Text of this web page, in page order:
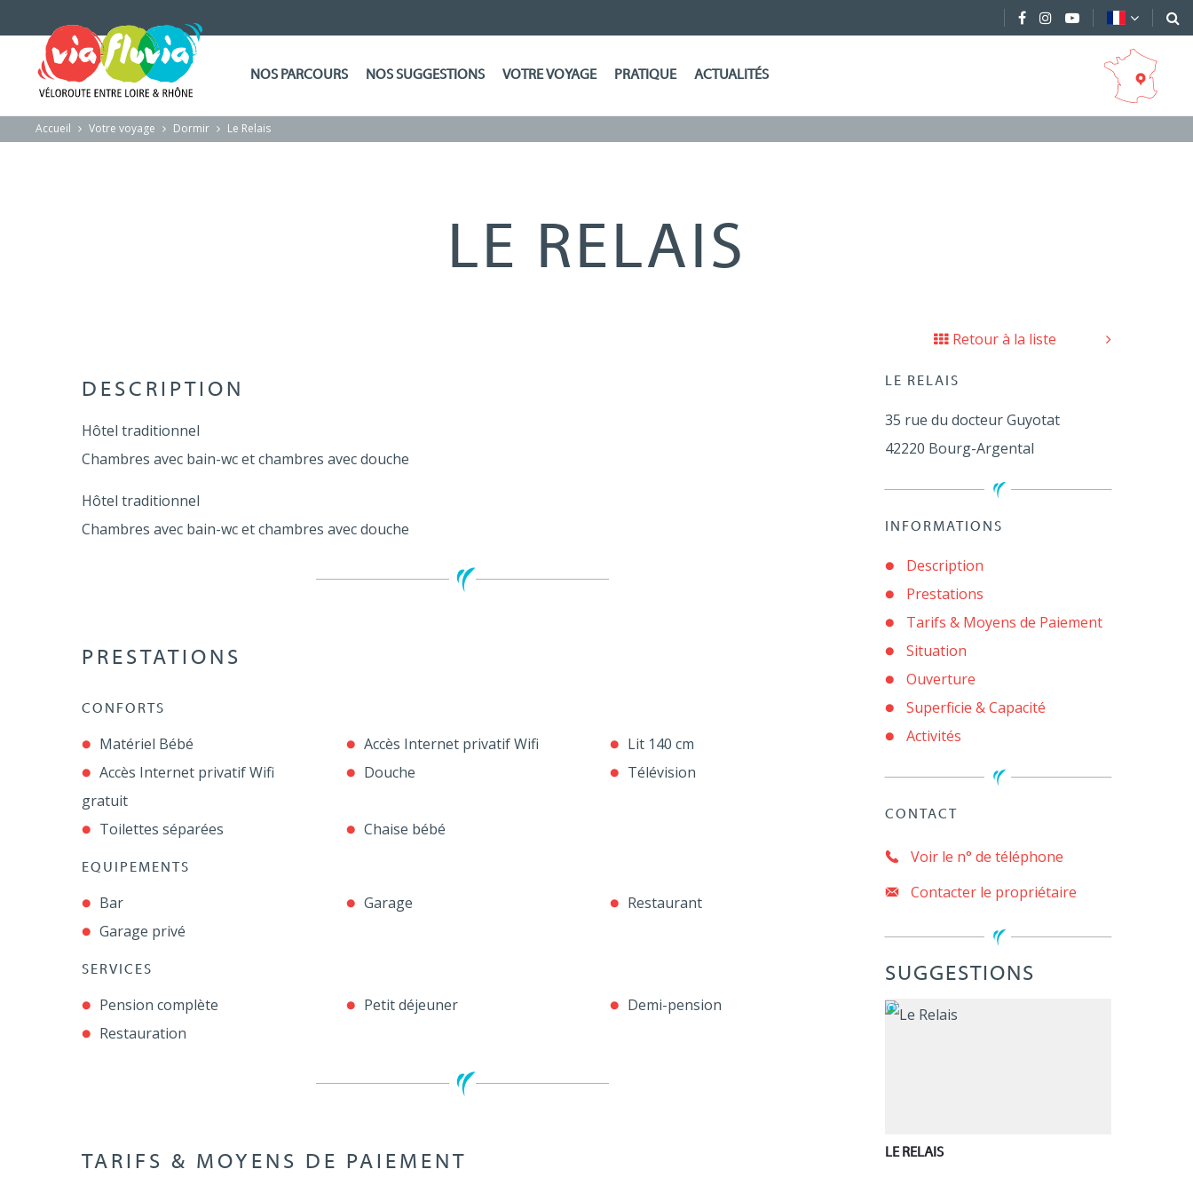
NOS PARCOURS NOS SUGGESTIONS VOTRE VOYAGE PRATIQUE ACTUALITÉS
Accueil Votre voyage Dormir Le Relais
LE RELAIS
DESCRIPTION
Hôtel traditionnel
Chambres avec bain-wc et chambres avec douche
Hôtel traditionnel
Chambres avec bain-wc et chambres avec douche
PRESTATIONS
CONFORTS
Matériel Bébé Accès Internet privatif Wifi
Lit 140 cm
Accès Internet privatif Wifi
gratuit
Douche Télévision
Toilettes séparées Chaise bébé
EQUIPEMENTS
Bar Garage
Restaurant
Garage privé
SERVICES
Pension complète Petit déjeuner
Demi-pension
Restauration
TARIFS & MOYENS DE PAIEMENT
Retour à la liste
LE RELAIS
35 rue du docteur Guyotat
42220 Bourg-Argental
INFORMATIONS
Description
Prestations
Tarifs & Moyens de Paiement
Situation
Ouverture
Superficie & Capacité
Activités
CONTACT
Voir le n° de téléphone
Contacter le propriétaire
SUGGESTIONS
LE RELAIS
Bourg-Argental